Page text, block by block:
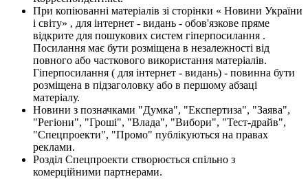
При копіюванні матеріалів зі сторінки « Новини України
і світу» , для інтернет - видань - обов'язкове пряме
відкрите для пошукових систем гіперпосилання .
Посилання має бути розміщена в незалежності від
повного або часткового використання матеріалів.
Гіперпосилання ( для інтернет - видань) - повинна бути
розміщена в підзаголовку або в першому абзаці
матеріалу.
Новини з позначками "Думка", "Експертиза", "Заява",
"Регіони", "Гроші", "Влада", "Вибори", "Тест-драйв",
"Спецпроекти", "Промо" публікуються на правах
реклами.
Розділ Спецпроекти створюється спільно з
комерційними партнерами.